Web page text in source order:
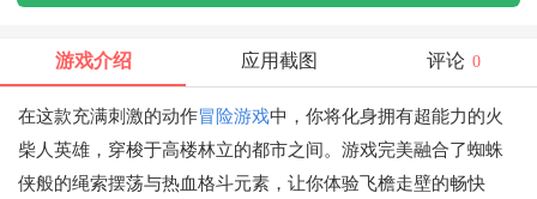
游戏介绍 应用截图 评论 0
在这款充满刺激的动作冒险游戏中，你将化身拥有超能力的火
柴人英雄，穿梭于高楼林立的都市之间。游戏完美融合了蜘蛛
侠般的绳索摆荡与热血格斗元素，让你体验飞檐走壁的畅快